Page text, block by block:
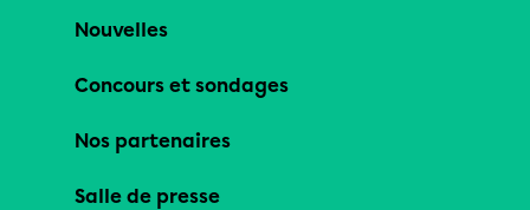
Nouvelles
Concours et sondages
Nos partenaires
Salle de presse